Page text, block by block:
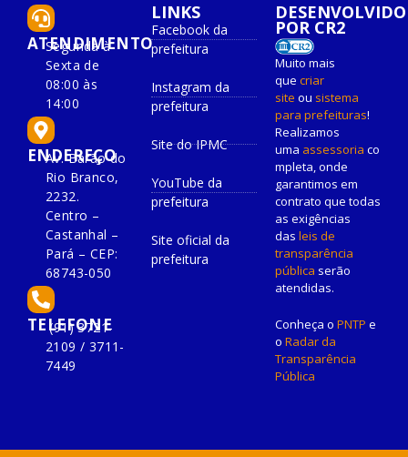
ATENDIMENTO
Segunda à
Sexta de
08:00 às
14:00
ENDEREÇO
Av. Barão do
Rio Branco,
2232.
Centro –
Castanhal –
Pará – CEP:
68743-050
TELEFONE
(91) 3721-
2109 / 3711-
7449
LINKS
Facebook da
prefeitura
Instagram da
prefeitura
Site do IPMC
YouTube da
prefeitura
Site oficial da
prefeitura
DESENVOLVIDO
POR CR2
Muito mais
que criar
site ou sistema
para prefeituras!
Realizamos
uma assessoria co
mpleta, onde
garantimos em
contrato que todas
as exigências
das leis de
transparência
pública serão
atendidas.
Conheça o PNTP e
o Radar da
Transparência
Pública